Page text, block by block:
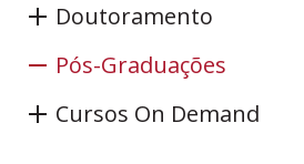
Doutoramento
Pós-Graduações
Cursos On Demand